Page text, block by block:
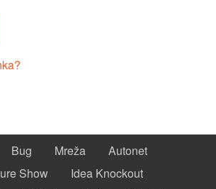
Bug Mreža
Autonet
Show
Idea Knockout